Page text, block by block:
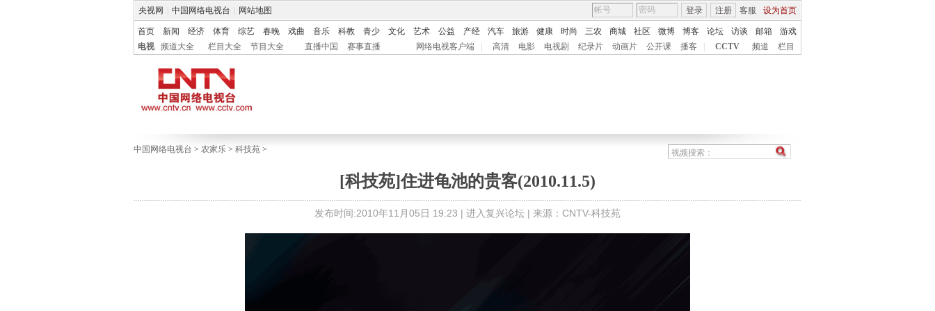
央视网 中国网络电视台 网站地图 客服 设为首页
登录 注册
首页 新闻 经济 体育 综艺 春晚 戏曲 音乐 科教 青少 文化 艺术 公益 产经 汽车 旅游 健康 时尚 三农 商城 社区 微博 博客 论坛 访谈 邮箱
游戏
电视
频道大全 栏目大全 节目大全 直播中国 赛事直播 网络电视客户端 高清 电影 电视剧 纪录片 动画片 公开课 播客 CCTV 频道 栏目
中国网络电视台 > 农家乐 > 科技苑 >
[科技苑]住进龟池的贵客(2010.11.5)
发布时间:2010年11月05日 19:23 | 进入复兴论坛 | 来源：CNTV-科技苑